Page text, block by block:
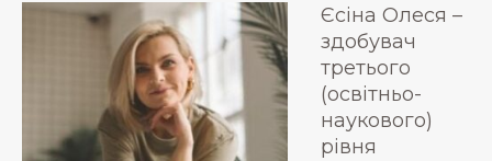
Єсіна Олеся –
здобувач
третього
(освітньо-
наукового)
рівня